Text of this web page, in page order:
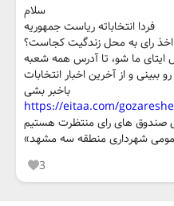
سلام
فردا انتخاباته ریاست جمهوریه
رای به محل زندگیت کجاست؟
ایتای ما شو، تا آدرس همه شعبه
و از آخرین اخبار انتخابات
باخبر بشی
https://eitaa.com/
صندوق های رای منتظرت هستیم
شهرداری منطقه سه مشهد»
3